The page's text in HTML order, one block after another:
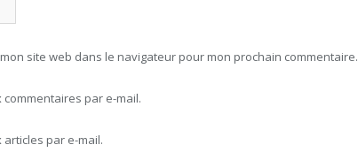
site web dans le navigateur pour mon prochain commentaire.
par e-mail.
par e-mail.